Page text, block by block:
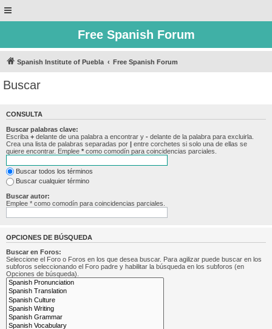
Free Spanish Forum
Spanish Institute of Puebla Free Spanish Forum
Buscar
CONSULTA
Buscar palabras clave:
Escriba + delante de una palabra a encontrar y - delante de la palabra para excluirla.
Crea una lista de palabras separadas por | entre corchetes si solo una de ellas se
quiere encontrar. Emplee * como comodín para coincidencias parciales.
Buscar todos los términos
Buscar cualquier término
Buscar autor:
Emplee * como comodín para coincidencias parciales.
OPCIONES DE BÚSQUEDA
Buscar en Foros:
Seleccione el Foro o Foros en los que desea buscar. Para agilizar puede buscar en los
subforos seleccionando el Foro padre y habilitar la búsqueda en los subforos (en
Opciones de búsqueda).